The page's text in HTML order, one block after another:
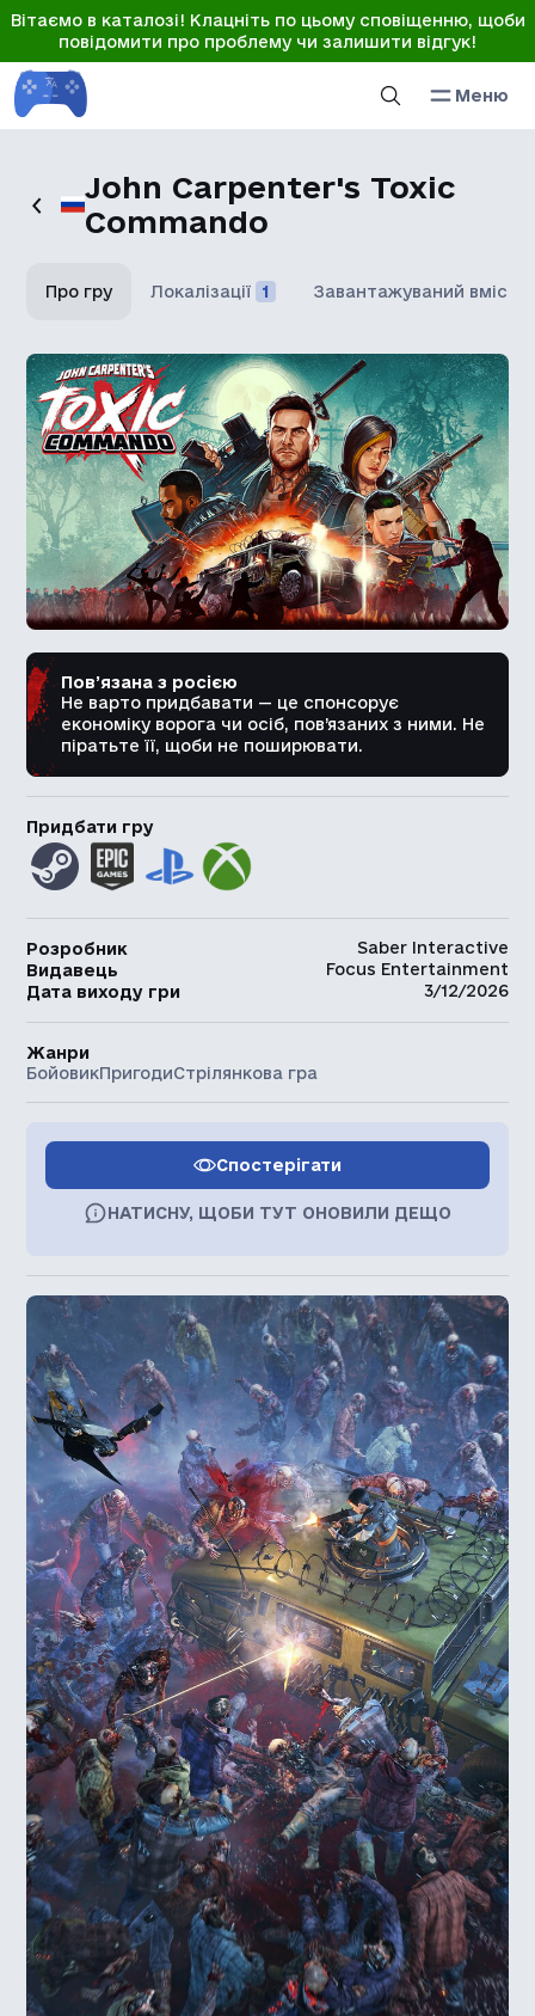
Вітаємо в каталозі! Клацніть по цьому сповіщенню, щоби
повідомити про проблему чи залишити відгук!
Меню
John Carpenter's Toxic
Commando
Про гру Локалізації 1 Завантажуваний вміст
Пов’язана з росією
Не варто придбавати — це спонсорує
економіку ворога чи осіб, пов’язаних з ними. Не
піратьте її, щоби не поширювати.
Придбати гру
Розробник
Saber Interactive
Видавець
Focus Entertainment
Дата виходу гри
3/12/2026
Жанри
БойовикПригодиСтрілянкова гра
Спостерігати
НАТИСНУ, ЩОБИ ТУТ ОНОВИЛИ ДЕЩО